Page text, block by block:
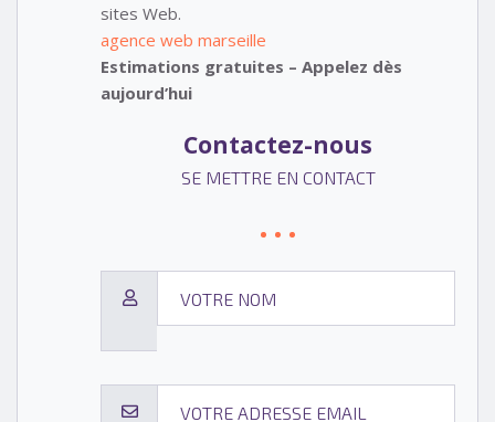
sites Web.
agence web marseille
Estimations gratuites – Appelez dès
aujourd’hui
Contactez-nous
SE METTRE EN CONTACT